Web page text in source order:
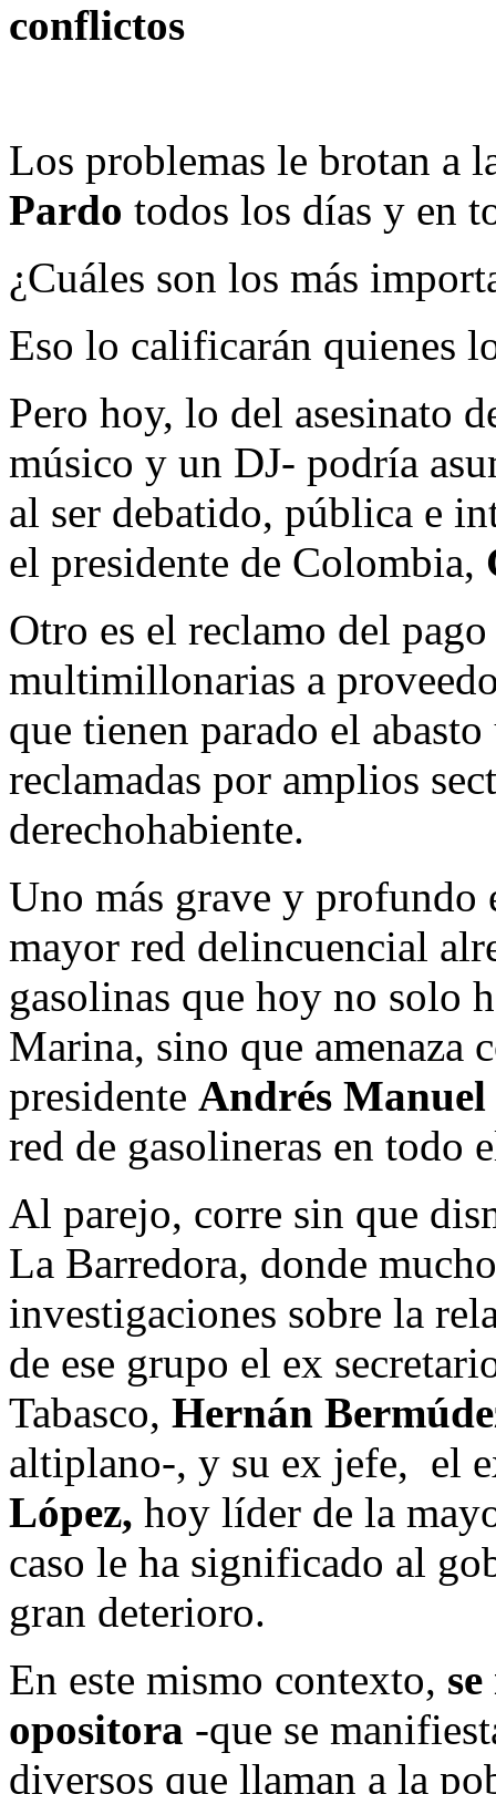
conflictos
Los problemas le brotan a
Pardo todos los días y en
¿Cuáles son los más
Eso lo calificarán quienes
Pero hoy, lo del asesinato
músico y un DJ- podría
al ser debatido, pública e
el presidente de Colombia,
Otro es el reclamo del
multimillonarias a
que tienen parado el
reclamadas por amplios
derechohabiente.
Uno más grave y profundo
mayor red delincuencial
gasolinas que hoy no solo
Marina, sino que amenaza
presidente Andrés
red de gasolineras en todo
Al parejo, corre sin que
La Barredora, donde
investigaciones sobre la
de ese grupo el ex
Tabasco, Hernán
altiplano-, y su ex jefe, el
López, hoy líder de la
caso le ha significado al
gran deterioro.
En este mismo contexto, se
opositora -que se
diversos que llaman a la